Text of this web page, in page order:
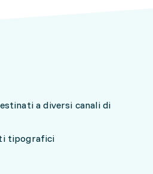
a diversi canali di
tipografici